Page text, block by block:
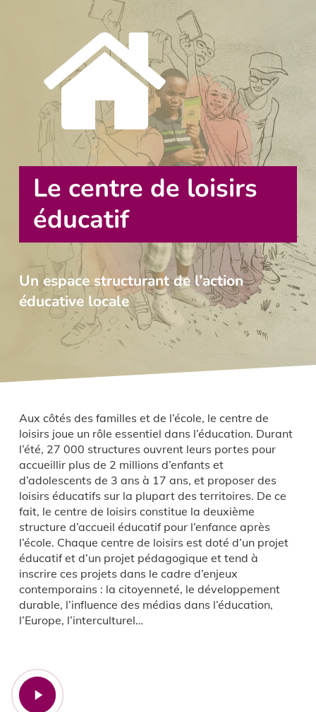
Le centre de loisirs
éducatif
Un espace structurant de l’action
éducative locale
Aux côtés des familles et de l’école, le centre de
loisirs joue un rôle essentiel dans l’éducation. Durant
l’été, 27 000 structures ouvrent leurs portes pour
accueillir plus de 2 millions d’enfants et
d’adolescents de 3 ans à 17 ans, et proposer des
loisirs éducatifs sur la plupart des territoires. De ce
fait, le centre de loisirs constitue la deuxième
structure d’accueil éducatif pour l’enfance après
l’école. Chaque centre de loisirs est doté d’un projet
éducatif et d’un projet pédagogique et tend à
inscrire ces projets dans le cadre d’enjeux
contemporains : la citoyenneté, le développement
durable, l’influence des médias dans l’éducation,
l’Europe, l’interculturel…
Play
Video